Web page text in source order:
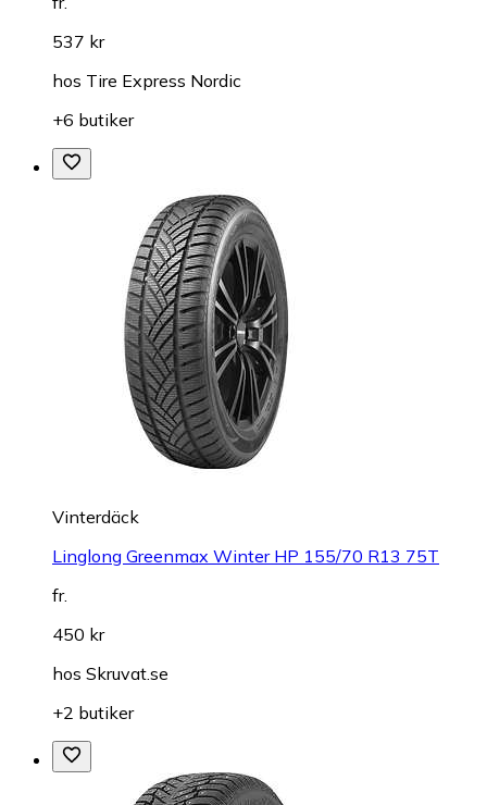
537 kr
hos Tire Express Nordic
+6 butiker
Vinterdäck
Linglong Greenmax Winter HP 155/70 R13 75T
fr.
450 kr
hos Skruvat.se
+2 butiker